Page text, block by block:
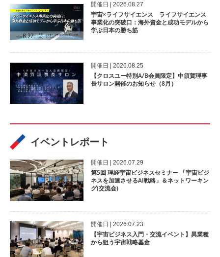
開催⽇ | 2026.08.27
宇宙×ライフサイエンス ライフサイエンス
事業化の突破口：海外資金と成功モデルから
学ぶ日本の勝ち筋
開催⽇ | 2026.08.25
【クロスユー特別A/B会員限定】中須賀理事
長サロン開催のお知らせ（8月）
イベントレポート
開催⽇ | 2026.07.29
第5回 理経宇宙ビジネスセミナー 「宇宙ビジ
ネスを加速させるAI戦略」＆ネットワーキン
グ(交流会)
開催⽇ | 2026.07.23
【宇宙ビジネス入門・交流イベント】異業種
から狙う宇宙戦略基金